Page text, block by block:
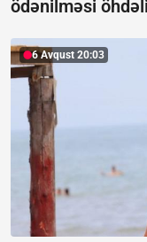
ödənilməsi
6 Avqust 20:03